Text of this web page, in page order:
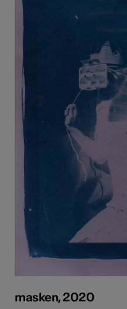
masken, 2020